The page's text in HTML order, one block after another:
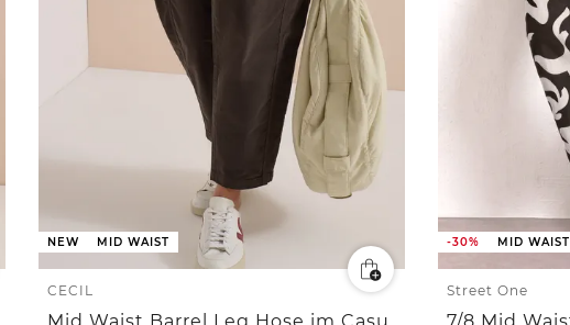
NEW MID WAIST
CECIL
-30% MID WAIST
Street One